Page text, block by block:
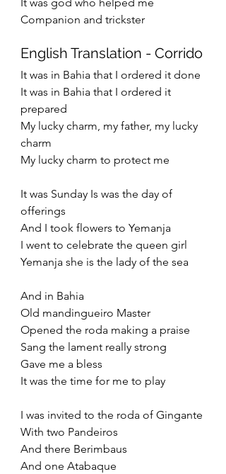
Companion and trickster
English Translation - Corrido
It was in Bahia that I ordered it done
It was in Bahia that I ordered it
prepared
My lucky charm, my father, my lucky
charm
My lucky charm to protect me
It was Sunday Is was the day of
offerings
And I took flowers to Yemanja
I went to celebrate the queen girl
Yemanja she is the lady of the sea
And in Bahia
Old mandingueiro Master
Opened the roda making a praise
Sang the lament really strong
Gave me a bless
It was the time for me to play
I was invited to the roda of Gingante
With two Pandeiros
And there Berimbaus
And one Atabaque